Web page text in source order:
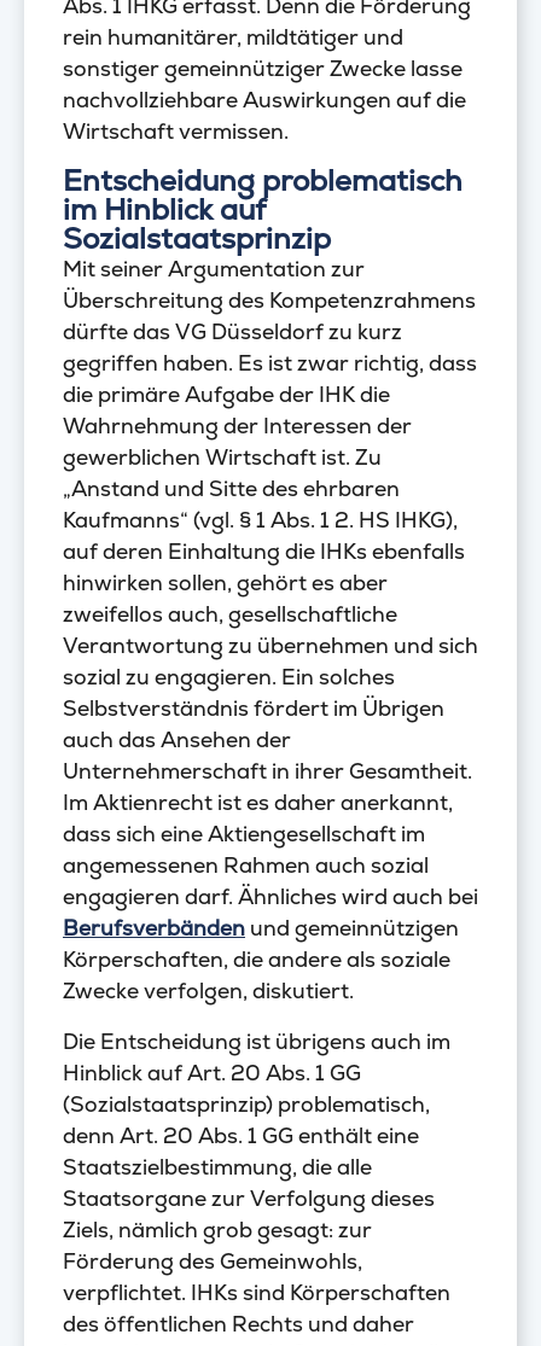
rein humanitärer, mildtätiger und
sonstiger gemeinnütziger Zwecke lasse
nachvollziehbare Auswirkungen auf die
Wirtschaft vermissen.
Entscheidung problematisch
im Hinblick auf
Sozialstaatsprinzip
Mit seiner Argumentation zur
Überschreitung des Kompetenzrahmens
dürfte das VG Düsseldorf zu kurz
gegriffen haben. Es ist zwar richtig, dass
die primäre Aufgabe der IHK die
Wahrnehmung der Interessen der
gewerblichen Wirtschaft ist. Zu
„Anstand und Sitte des ehrbaren
Kaufmanns“ (vgl. § 1 Abs. 1 2. HS IHKG),
auf deren Einhaltung die IHKs ebenfalls
hinwirken sollen, gehört es aber
zweifellos auch, gesellschaftliche
Verantwortung zu übernehmen und sich
sozial zu engagieren. Ein solches
Selbstverständnis fördert im Übrigen
auch das Ansehen der
Unternehmerschaft in ihrer Gesamtheit.
Im Aktienrecht ist es daher anerkannt,
dass sich eine Aktiengesellschaft im
angemessenen Rahmen auch sozial
engagieren darf. Ähnliches wird auch bei
Berufsverbänden und gemeinnützigen
Körperschaften, die andere als soziale
Zwecke verfolgen, diskutiert.
Die Entscheidung ist übrigens auch im
Hinblick auf Art. 20 Abs. 1 GG
(Sozialstaatsprinzip) problematisch,
denn Art. 20 Abs. 1 GG enthält eine
Staatszielbestimmung, die alle
Staatsorgane zur Verfolgung dieses
Ziels, nämlich grob gesagt: zur
Förderung des Gemeinwohls,
verpflichtet. IHKs sind Körperschaften
des öffentlichen Rechts und daher